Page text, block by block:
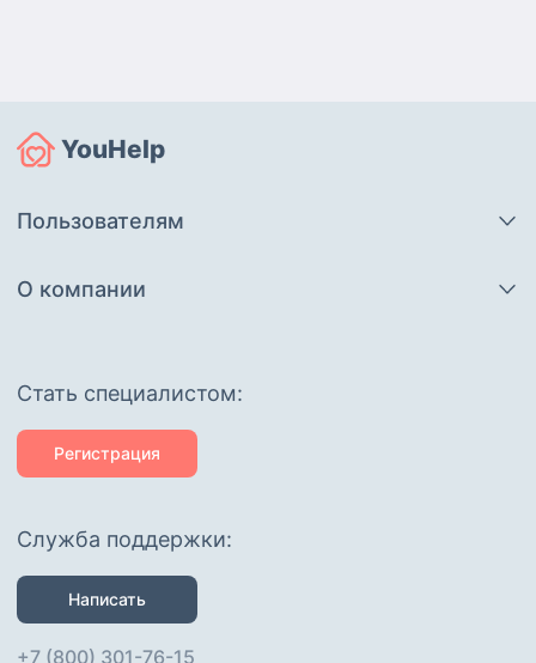
YouHelp
Пользователям
О компании
Cтать специалистом:
Регистрация
Служба поддержки:
Написать
+7 (800) 301-76-15